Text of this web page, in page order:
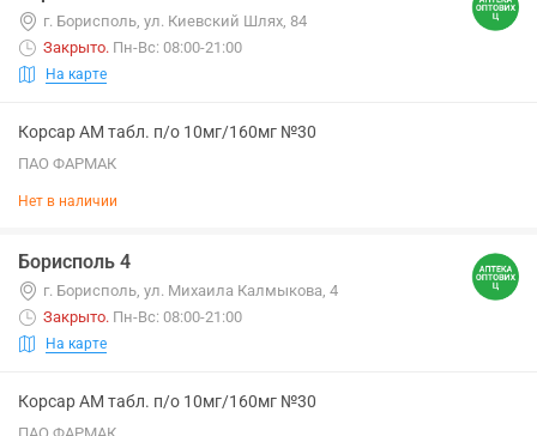
г. Борисполь, ул. Киевский Шлях, 84
Закрыто. Пн-Вс: 08:00-21:00
На карте
Корсар АМ табл. п/о 10мг/160мг №30
ПАО ФАРМАК
Нет в наличии
Борисполь 4
г. Борисполь, ул. Михаила Калмыкова, 4
Закрыто. Пн-Вс: 08:00-21:00
На карте
Корсар АМ табл. п/о 10мг/160мг №30